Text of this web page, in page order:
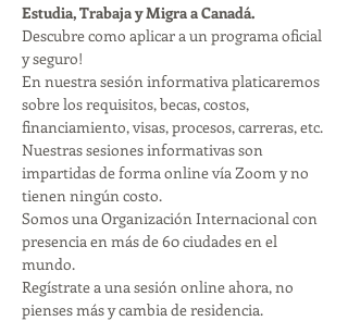
Estudia, Trabaja y Migra a Canadá.
Descubre como aplicar a un programa oficial
y seguro!
En nuestra sesión informativa platicaremos
sobre los requisitos, becas, costos,
financiamiento, visas, procesos, carreras, etc.
Nuestras sesiones informativas son
impartidas de forma online vía Zoom y no
tienen ningún costo.
Somos una Organización Internacional con
presencia en más de 60 ciudades en el
mundo.
Regístrate a una sesión online ahora, no
pienses más y cambia de residencia.